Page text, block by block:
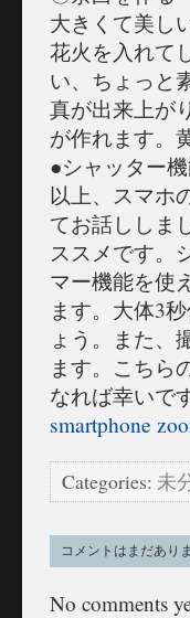
大きくて美し
花火を入れて
い、ちょっと
真が出来上が
が作れます。
●シャッター
以上、スマホ
てお話ししま
ススメです。
マー機能を使
ます。大体3
ょう。また、
ます。こちら
なれば幸いです
smartphone
Categories: 未
コメントはまだあり
No comments